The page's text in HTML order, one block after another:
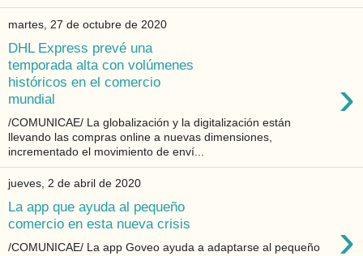
martes, 27 de octubre de 2020
DHL Express prevé una
temporada alta con volúmenes
históricos en el comercio
mundial
›
/COMUNICAE/ La globalización y la digitalización están
llevando las compras online a nuevas dimensiones,
incrementado el movimiento de enví...
jueves, 2 de abril de 2020
La app que ayuda al pequeño
comercio en esta nueva crisis
›
/COMUNICAE/ La app Goveo ayuda a adaptarse al pequeño